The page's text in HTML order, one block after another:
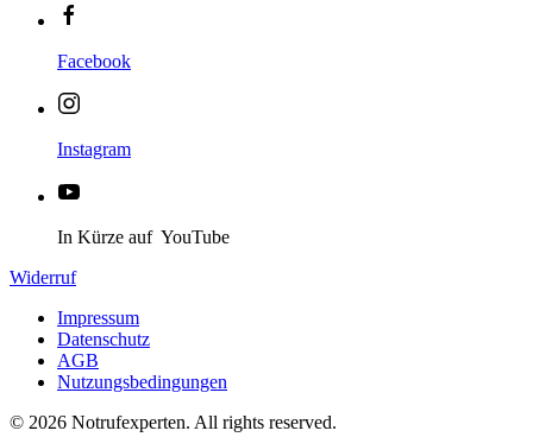
Facebook
Instagram
In Kürze auf YouTube
Widerruf
Impressum
Datenschutz
AGB
Nutzungsbedingungen
© 2026 Notrufexperten. All rights reserved.